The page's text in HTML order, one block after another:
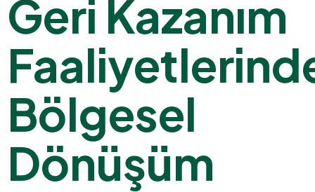
Geri Kazanım
Bölgesel
Dönüşüm